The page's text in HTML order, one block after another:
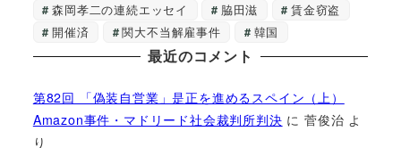
森岡孝二の連続エッセイ
脇田滋
賃金窃盗
開催済
関大不当解雇事件 韓国
最近のコメント
第82回 「偽装自営業」是正を進めるスペイン（上）
Amazon事件・マドリード社会裁判所判決 に菅俊治 よ
り